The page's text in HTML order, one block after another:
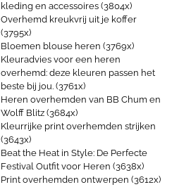
kleding en accessoires (3804x)
Overhemd kreukvrij uit je koffer
(3795x)
Bloemen blouse heren (3769x)
Kleuradvies voor een heren
overhemd: deze kleuren passen het
beste bij jou. (3761x)
Heren overhemden van BB Chum en
Wolff Blitz (3684x)
Kleurrijke print overhemden strijken
(3643x)
Beat the Heat in Style: De Perfecte
Festival Outfit voor Heren (3638x)
Print overhemden ontwerpen (3612x)